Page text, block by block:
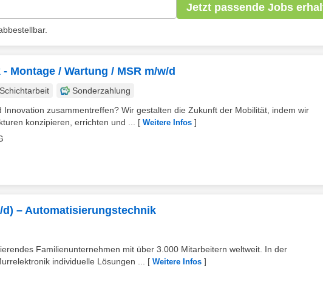
Jetzt passende Jobs
Montage / Wartung / MSR m/w/d
Schichtarbeit
Sonderzahlung
zusammentreffen? Wir gestalten die Zukunft der Mobilität, indem wir
konzipieren, errichten und ...
[ Weitere Infos ]
– Automatisierungstechnik
Familienunternehmen mit über 3.000 Mitarbeitern weltweit. In der
individuelle Lösungen ...
[ Weitere Infos ]